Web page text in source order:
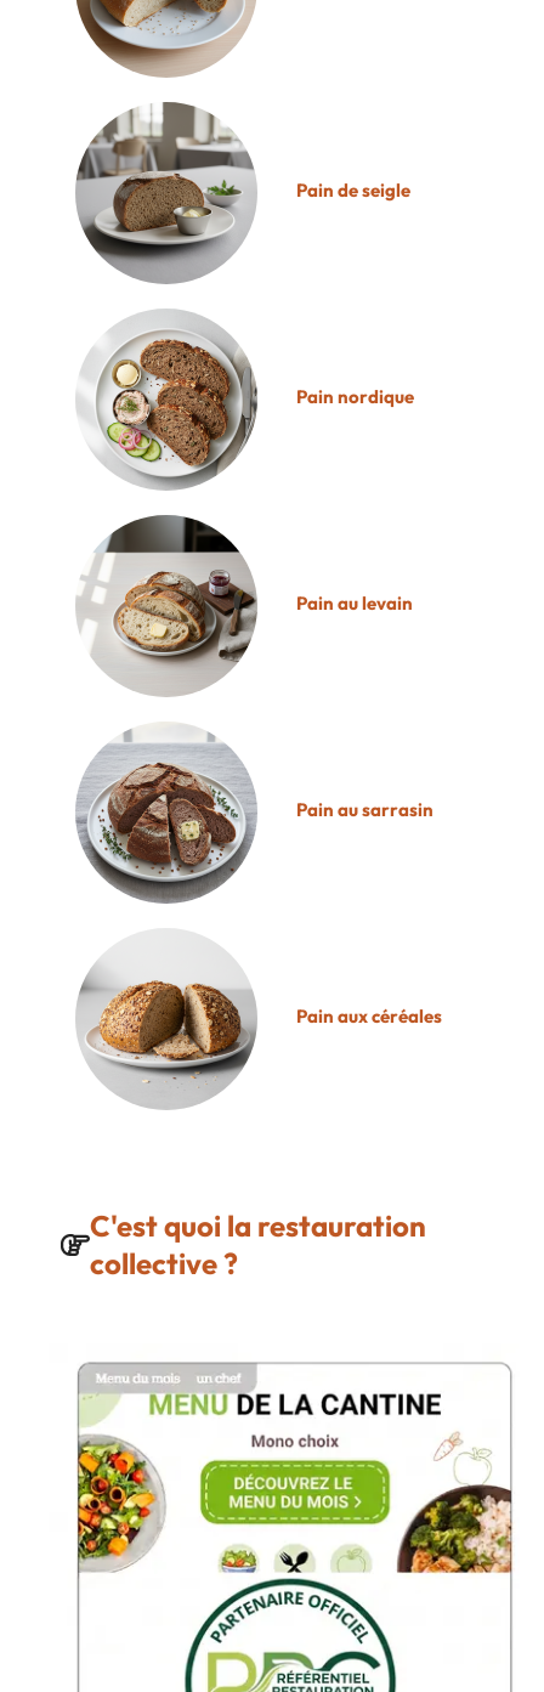
Pain de seigle
Pain nordique
Pain au levain
Pain au sarrasin
Pain aux céréales
C'est quoi la restauration
collective ?